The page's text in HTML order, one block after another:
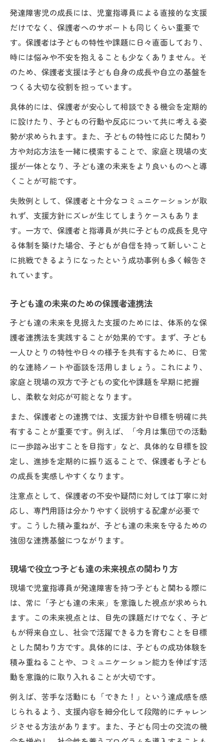
発達障害児の成長には、児童指導員による直接的な支援
だけでなく、保護者へのサポートも同じくらい重要で
す。保護者は子どもの特性や課題に日々直面しており、
時には悩みや不安を抱えることも少なくありません。そ
のため、保護者支援は子ども自身の成長や自立の基盤を
つくる大切な役割を担っています。
具体的には、保護者が安心して相談できる機会を定期的
に設けたり、子どもの行動や反応について共に考える姿
勢が求められます。また、子どもの特性に応じた関わり
方や対応方法を一緒に模索することで、家庭と現場の支
援が一体となり、子ども達の未来をより良いものへと導
くことが可能です。
失敗例として、保護者と十分なコミュニケーションが取
れず、支援方針にズレが生じてしまうケースもありま
す。一方で、保護者と指導員が共に子どもの成長を見守
る体制を築けた場合、子どもが自信を持って新しいこと
に挑戦できるようになったという成功事例も多く報告さ
れています。
子ども達の未来のための保護者連携法
子ども達の未来を見据えた支援のためには、体系的な保
護者連携法を実践することが効果的です。まず、子ども
一人ひとりの特性や日々の様子を共有するために、日常
的な連絡ノートや面談を活用しましょう。これにより、
家庭と現場の双方で子どもの変化や課題を早期に把握
し、柔軟な対応が可能となります。
また、保護者との連携では、支援方針や目標を明確に共
有することが重要です。例えば、「今月は集団での活動
に一歩踏み出すことを目指す」など、具体的な目標を設
定し、進捗を定期的に振り返ることで、保護者も子ども
の成長を実感しやすくなります。
注意点として、保護者の不安や疑問に対しては丁寧に対
応し、専門用語は分かりやすく説明する配慮が必要で
す。こうした積み重ねが、子ども達の未来を守るための
強固な連携基盤につながります。
現場で役立つ子ども達の未来視点の関わり方
現場で児童指導員が発達障害を持つ子どもと関わる際に
は、常に「子ども達の未来」を意識した視点が求められ
ます。この未来視点とは、目先の課題だけでなく、子ど
もが将来自立し、社会で活躍できる力を育むことを目標
とした関わり方です。具体的には、子どもの成功体験を
積み重ねることや、コミュニケーション能力を伸ばす活
動を意識的に取り入れることが大切です。
例えば、苦手な活動にも「できた！」という達成感を感
じられるよう、支援内容を細分化して段階的にチャレン
ジさせる方法があります。また、子ども同士の交流の機